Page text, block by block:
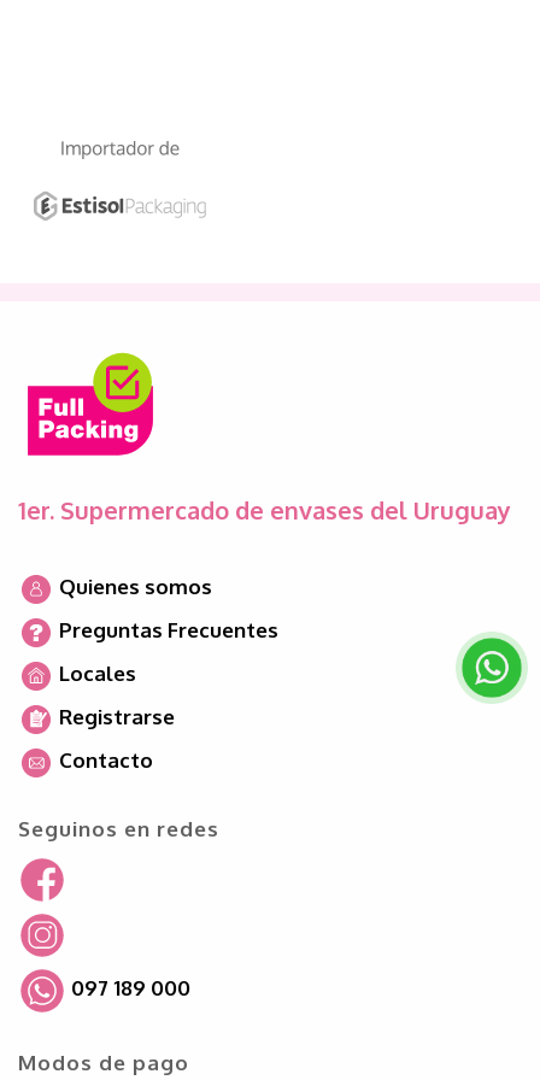
1er. Supermercado de envases del Uruguay
Quienes somos
Preguntas Frecuentes
Locales
Registrarse
Contacto
Seguinos en redes
097 189 000
Modos de pago